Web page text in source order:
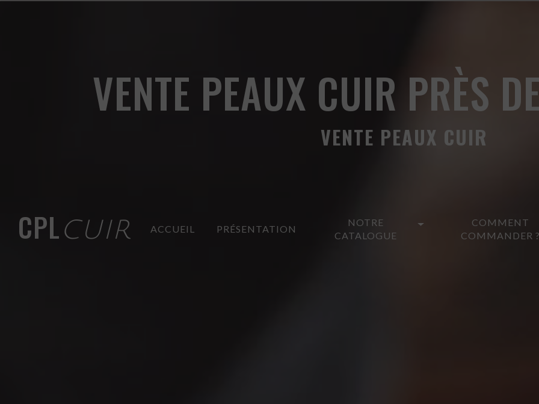
CPLCUIR ACCUEIL PRÉSENTATION
NOTRE
CATALOGUE
COMMENT
COMMANDER
VENTE PEAUX CUIR PRÈS
VENTE PEAUX CUIR